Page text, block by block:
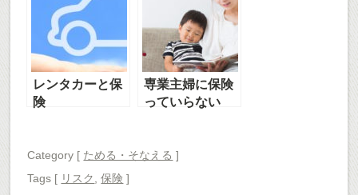
レンタカーと保
険
専業主婦に保険
っていらない
家事育児できる
Category [ ためる・そなえる ]
Tags [ リスク ,保険 ]